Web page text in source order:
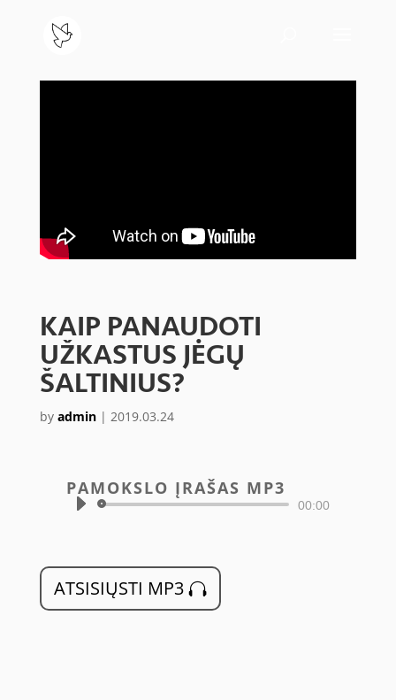
KAIP PANAUDOTI
UŽKASTUS JĖGŲ
ŠALTINIUS?
by admin| 2019.03.24
PAMOKSLO ĮRAŠAS MP3
Audio
00:00
ATSISIŲSTI MP3